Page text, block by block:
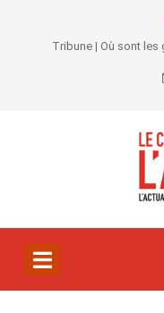
Tribune | Où sont